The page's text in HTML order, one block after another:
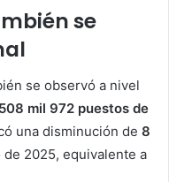
se
se observó a nivel
mil 972 puestos de
una disminución de 8
2025, equivalente a